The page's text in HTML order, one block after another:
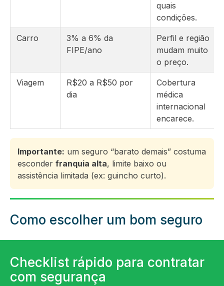
quais
condições.
Carro
3% a 6% da
FIPE/ano
Perfil e região
mudam muito
o preço.
Viagem
R$20 a R$50 por
dia
Cobertura
médica
internacional
encarece.
Importante: um seguro “barato demais” costuma
esconder franquia alta, limite baixo ou
assistência limitada (ex: guincho curto).
Como escolher um bom seguro
Checklist rápido para contratar
com segurança